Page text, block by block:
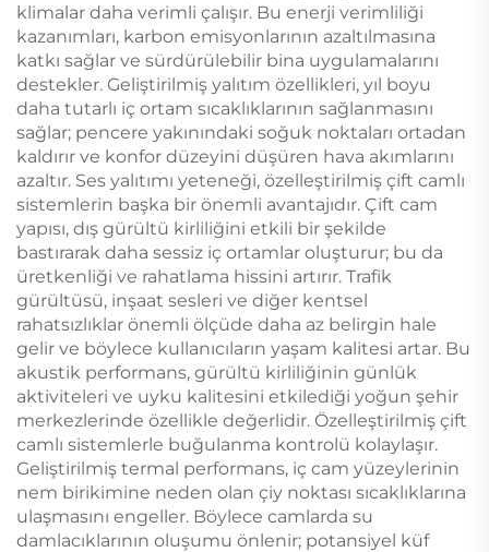
klimalar daha verimli çalışır. Bu enerji verimliliği
kazanımları, karbon emisyonlarının azaltılmasına
katkı sağlar ve sürdürülebilir bina uygulamalarını
destekler. Geliştirilmiş yalıtım özellikleri, yıl boyu
daha tutarlı iç ortam sıcaklıklarının sağlanmasını
sağlar; pencere yakınındaki soğuk noktaları ortadan
kaldırır ve konfor düzeyini düşüren hava akımlarını
azaltır. Ses yalıtımı yeteneği, özelleştirilmiş çift camlı
sistemlerin başka bir önemli avantajıdır. Çift cam
yapısı, dış gürültü kirliliğini etkili bir şekilde
bastırarak daha sessiz iç ortamlar oluşturur; bu da
üretkenliği ve rahatlama hissini artırır. Trafik
gürültüsü, inşaat sesleri ve diğer kentsel
rahatsızlıklar önemli ölçüde daha az belirgin hale
gelir ve böylece kullanıcıların yaşam kalitesi artar. Bu
akustik performans, gürültü kirliliğinin günlük
aktiviteleri ve uyku kalitesini etkilediği yoğun şehir
merkezlerinde özellikle değerlidir. Özelleştirilmiş çift
camlı sistemlerle buğulanma kontrolü kolaylaşır.
Geliştirilmiş termal performans, iç cam yüzeylerinin
nem birikimine neden olan çiy noktası sıcaklıklarına
ulaşmasını engeller. Böylece camlarda su
damlacıklarının oluşumu önlenir; potansiyel küf